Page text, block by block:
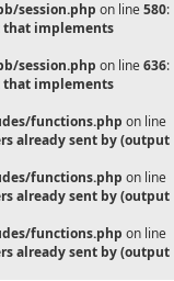
session.php on line580:
that implements
session.php on line636:
that implements
functions.php on line
already sent by (output
functions.php on line
already sent by (output
functions.php on line
already sent by (output